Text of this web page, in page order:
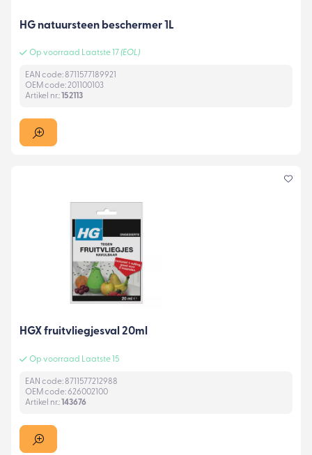
HG natuursteen beschermer 1L
Op voorraad Laatste 17 (EOL)
EAN code: 8711577189921
OEM code: 201100103
Artikel nr.:152113
HGX fruitvliegjesval 20ml
Op voorraad Laatste 15
EAN code: 8711577212988
OEM code: 626002100
Artikel nr.:143676